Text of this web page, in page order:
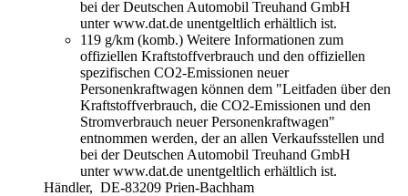
bei der Deutschen Automobil Treuhand GmbH
unter www.dat.de unentgeltlich erhältlich ist.
119 g/km (komb.) Weitere Informationen zum
offiziellen Kraftstoffverbrauch und den offiziellen
spezifischen CO2-Emissionen neuer
Personenkraftwagen können dem "Leitfaden über den
Kraftstoffverbrauch, die CO2-Emissionen und den
Stromverbrauch neuer Personenkraftwagen"
entnommen werden, der an allen Verkaufsstellen und
bei der Deutschen Automobil Treuhand GmbH
unter www.dat.de unentgeltlich erhältlich ist.
Händler, DE-83209 Prien-Bachham